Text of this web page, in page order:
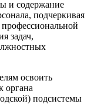
и содержание
подчеркивая
задач,
освоить
подсистемы